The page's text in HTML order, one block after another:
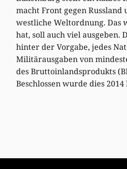
macht Front gegen Russland
westliche Weltordnung. Das
hat, soll auch viel ausgeben.
hinter der Vorgabe, jedes
Militärausgaben von
des Bruttoinlandsprodukts
Beschlossen wurde dies